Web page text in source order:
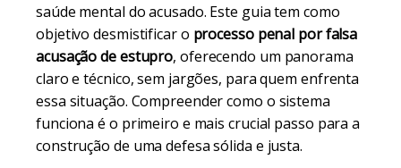
saúde mental do acusado. Este guia tem como
objetivo desmistificar o processo penal por falsa
acusação de estupro, oferecendo um panorama
claro e técnico, sem jargões, para quem enfrenta
essa situação. Compreender como o sistema
funciona é o primeiro e mais crucial passo para a
construção de uma defesa sólida e justa.